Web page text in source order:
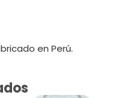
en Perú.